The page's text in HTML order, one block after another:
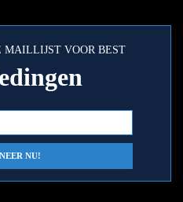
MAILLIJST VOOR BEST